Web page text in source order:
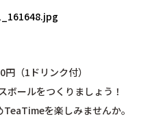
（1ドリンク付）
ールをつくりましょう！
を楽しみませんか。